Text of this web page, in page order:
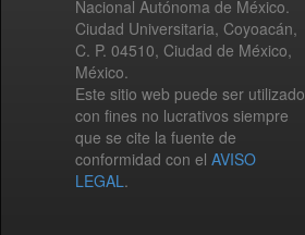
Nacional Autónoma de México.
Ciudad Universitaria, Coyoacán,
C. P. 04510, Ciudad de México,
México.
Este sitio web puede ser utilizado
con fines no lucrativos siempre
que se cite la fuente de
conformidad con el AVISO
LEGAL.